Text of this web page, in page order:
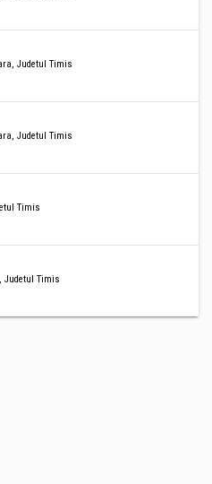
Judetul Timis
Judetul Timis
Timis
Judetul Timis